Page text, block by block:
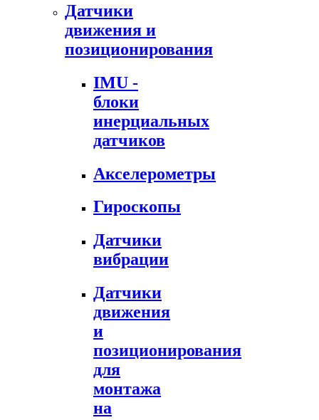
Датчики
движения и
позиционирования
IMU -
блоки
инерциальных
датчиков
Акселерометры
Гироскопы
Датчики
вибрации
Датчики
движения
и
позиционирования
для
монтажа
на